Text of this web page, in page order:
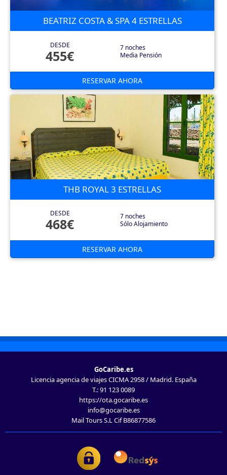
BEATRIZ COSTA & SPA 4 ESTRELLAS
DESDE
455€
7 noches
Media Pensión
RESERVAR AHORA
THB ROYAL 3 ESTRELLAS
DESDE
468€
7 noches
Sólo Alojamiento
RESERVAR AHORA
GoCaribe.es
Licencia agencia de viajes CICMA 2958 / Madrid. España
T.: 91 123 0089
https://ota.gocaribe.es
info@gocaribe.es
Mail Tours S.L Cif B86877586